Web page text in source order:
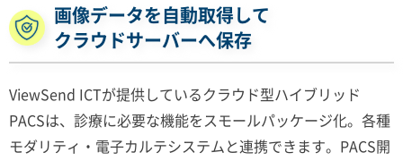
画像データを自動取得して
クラウドサーバーへ保存
ViewSend ICTが提供しているクラウド型ハイブリッド
PACSは、診療に必要な機能をスモールパッケージ化。各種
モダリティ・電子カルテシステムと連携できます。PACS開